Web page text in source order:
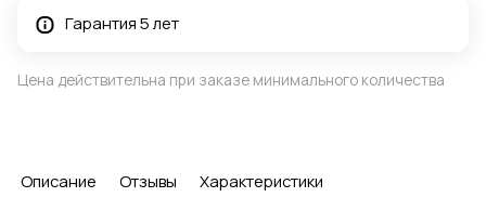
Гарантия 5 лет
Цена действительна при заказе минимального количества
Описание Отзывы Характеристики